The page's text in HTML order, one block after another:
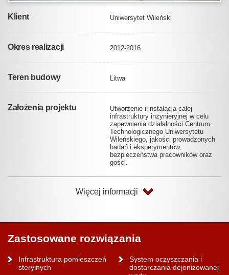
Klient Uniwersytet Wileński
Okres realizacji 2012-2016
Teren budowy Litwa
Założenia projektu
Utworzenie i instalacja całej
infrastruktury inżynieryjnej w celu
zapewnienia działalności Centrum
Technologicznego Uniwersytetu
Wileńskiego, jakości prowadzonych
badań i eksperymentów,
bezpieczeństwa pracowników oraz
gości.
Więcej informacji
Zastosowane rozwiązania
Infrastruktura pomieszczeń
sterylnych
System oczyszczania i
dostarczania dejonizowanej